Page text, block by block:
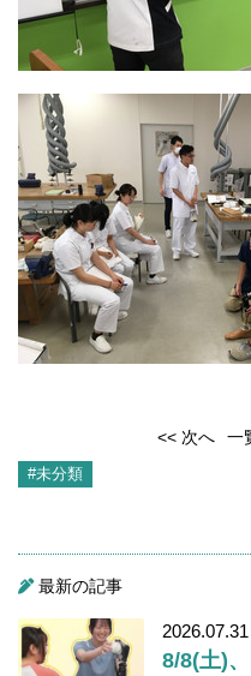
<< 次へ 一
#未分類
最新の記事
2026.07.31
8/8(土)